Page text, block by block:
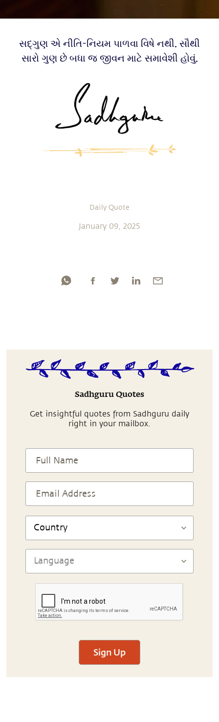
સદ્‍ગુણ એ નીતિ-નિયમ પાળવા વિષે નથી. સૌથી
સારો ગુણ છે બધા જ જીવન માટે સમાવેશી હોવું.
Daily Quote
January 09, 2025
Sadhguru Quotes
Get insightful quotes from Sadhguru daily
right in your mailbox.
Sign Up